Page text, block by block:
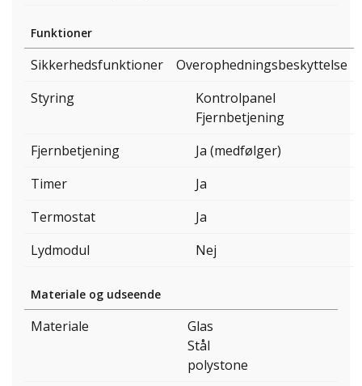
Funktioner
Sikkerhedsfunktioner
Overophedningsbeskyttelse
Styring
Kontrolpanel
Fjernbetjening
Fjernbetjening
Ja (medfølger)
Timer
Ja
Termostat
Ja
Lydmodul
Nej
Materiale og udseende
Materiale
Glas
Stål
polystone